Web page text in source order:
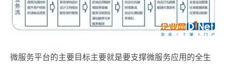
微服务平台的主要目标主要就是要支撑微服务应用的全生